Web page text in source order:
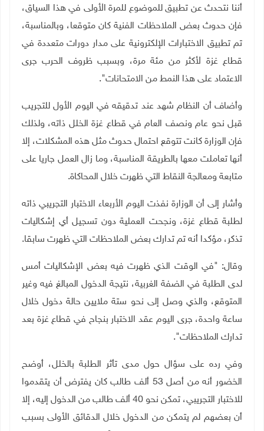
أننا نتحدث عن تطبيق للموضوع للمرة الأولى في هذا السياق،
فإن حدوث بعض الملاحظات الفنية كان متوقعا، وبالمناسبة،
تم تطبيق الاختبارات الإلكترونية على مدار دورات متعددة في
قطاع غزة لأكثر من مئة مرة، وبسبب ظروف الحرب جرى
الاعتماد على هذا النمط من الامتحانات".
وأضاف أن النظام شهد عند تدقيقه في اليوم الأول للتجريب
قبل نحو عام ونصف العام في قطاع غزة الخلل ذاته، ولذلك
فإن الوزارة كانت تتوقع احتمال حدوث مثل هذه المشكلات، إلا
أنها تعاملت معها بالطريقة المناسبة، وما زال العمل جاريا على
متابعة ومعالجة النقاط التي ظهرت خلال المحاكاة.
وأشار إلى أن الوزارة نفذت اليوم الأربعاء الاختبار التجريبي ذاته
لطلبة قطاع غزة، ونجحت العملية دون تسجيل أي إشكاليات
تذكر، مؤكدا أنه تم تدارك بعض الملاحظات التي ظهرت سابقا.
وقال: "في الوقت الذي ظهرت فيه بعض الإشكاليات أمس
لدى الطلبة في الضفة الغربية، نتيجة الدخول المبالغ فيه وغير
المتوقع، والذي وصل إلى نحو ستة ملايين حالة دخول خلال
ساعة واحدة، جرى اليوم عقد الاختبار بنجاح في قطاع غزة بعد
تدارك الملاحظات".
وفي رده على سؤال حول مدى تأثر الطلبة بالخلل، أوضح
الخضور أنه من أصل 53 ألف طالب كان يفترض أن يتقدموا
للاختبار التجريبي، تمكن نحو 40 ألف طالب من الدخول إليه، إلا
أن بعضهم لم يتمكن من الدخول خلال الدقائق الأولى بسبب